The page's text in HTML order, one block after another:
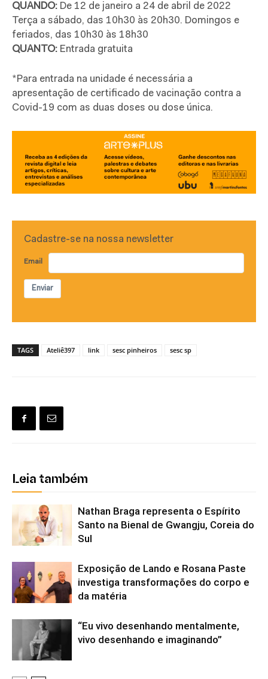
QUANDO: De 12 de janeiro a 24 de abril de 2022
Terça a sábado, das 10h30 às 20h30. Domingos e
feriados, das 10h30 às 18h30
QUANTO: Entrada gratuita
*Para entrada na unidade é necessária a
apresentação de certificado de vacinação contra a
Covid-19 com as duas doses ou dose única.
Cadastre-se na nossa newsletter
Email
Enviar
TAGS Ateliê397 link sesc pinheiros sesc sp
Leia também
Nathan Braga representa o Espírito
Santo na Bienal de Gwangju, Coreia do
Sul
Exposição de Lando e Rosana Paste
investiga transformações do corpo e
da matéria
“Eu vivo desenhando mentalmente,
vivo desenhando e imaginando”